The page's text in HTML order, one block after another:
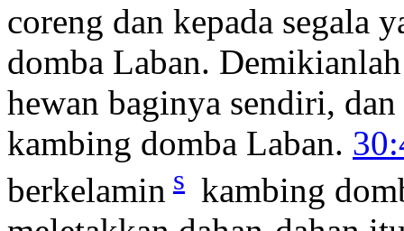
coreng dan kepada segala
domba Laban.
hewan baginya sendiri,
kambing domba Laban.
berkelamin s kambing